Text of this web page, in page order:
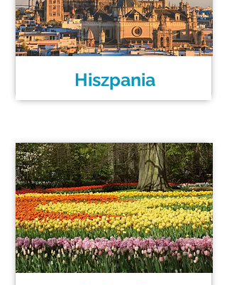
Hiszpania